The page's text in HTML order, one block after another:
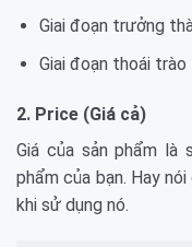
Giai đoạn trưởng
Giai đoạn thoái trào
2. Price (Giá cả)
Giá của sản phẩm là
phẩm của bạn. Hay
khi sử dụng nó.